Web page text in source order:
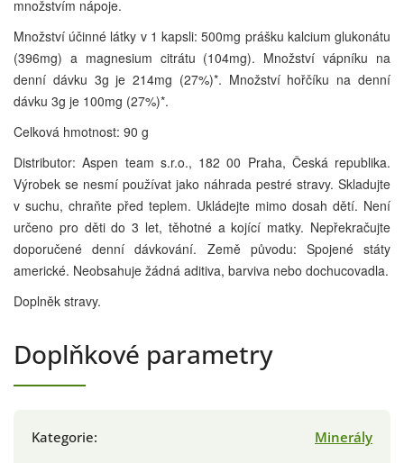
množstvím nápoje.
Množství účinné látky v 1 kapsli: 500mg prášku kalcium glukonátu
(396mg) a magnesium citrátu (104mg). Množství vápníku na
denní dávku 3g je 214mg (27%)*. Množství hořčíku na denní
dávku 3g je 100mg (27%)*.
Celková hmotnost: 90 g
Distributor: Aspen team s.r.o., 182 00 Praha, Česká republika.
Výrobek se nesmí používat jako náhrada pestré stravy. Skladujte
v suchu, chraňte před teplem. Ukládejte mimo dosah dětí. Není
určeno pro děti do 3 let, těhotné a kojící matky. Nepřekračujte
doporučené denní dávkování. Země původu: Spojené státy
americké. Neobsahuje žádná aditiva, barviva nebo dochucovadla.
Doplněk stravy.
Doplňkové parametry
Kategorie:
Minerály